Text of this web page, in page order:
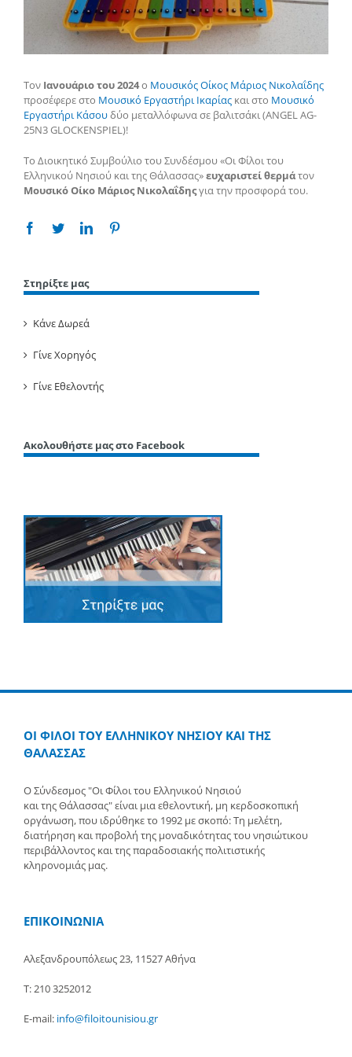
Τον Ιανουάριο του 2024ο Μουσικός Οίκος Μάριος Νικολαΐδης
προσέφερε στο Μουσικό Εργαστήρι Ικαρίας και στο Μουσικό
Εργαστήρι Κάσουδύο μεταλλόφωνα σε βαλιτσάκι (ANGEL AG-
25N3 GLOCKENSPIEL)!
Το Διοικητικό Συμβούλιο του Συνδέσμου «Οι Φίλοι του
Ελληνικού Νησιού και της Θάλασσας»ευχαριστεί θερμάτον
Μουσικό Οίκο Μάριος Νικολαΐδηςγια την προσφορά του.
Facebook
TwitterLinkedin
Στηρίξτε μας
Κάνε Δωρεά
Γίνε Χορηγός
Γίνε Εθελοντής
Ακολουθήστε μας στο Facebook
ΟΙ ΦΙΛΟΙ ΤΟΥ ΕΛΛΗΝΙΚΟΥ ΝΗΣΙΟΥ ΚΑΙ ΤΗΣ
ΘΑΛΑΣΣΑΣ
Ο Σύνδεσμος "Οι Φίλοι του Ελληνικού Νησιού
και της Θάλασσας" είναι μια εθελοντική, μη κερδοσκοπική
οργάνωση, που ιδρύθηκε το 1992 με σκοπό: Τη μελέτη,
διατήρηση και προβολή της μοναδικότητας του νησιώτικου
περιβάλλοντος και της παραδοσιακής πολιτιστικής
κληρονομιάς μας.
ΕΠΙΚΟΙΝΩΝΙΑ
Αλεξανδρουπόλεως 23, 11527 Αθήνα
Τ: 210 3252012
E-mail: info@filoitounisiou.gr